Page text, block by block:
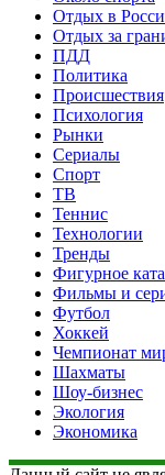
Отдых в
Отдых за
ПДД
Политика
Происшествия
Психология
Рынки
Сериалы
Спорт
ТВ
Теннис
Технологии
Тренды
Фигурное
Фильмы и
Футбол
Хоккей
Чемпионат
Шахматы
Шоу-бизнес
Экология
Экономика